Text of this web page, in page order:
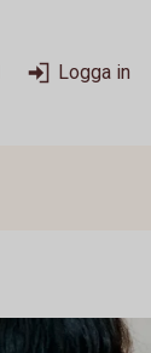
Logga in